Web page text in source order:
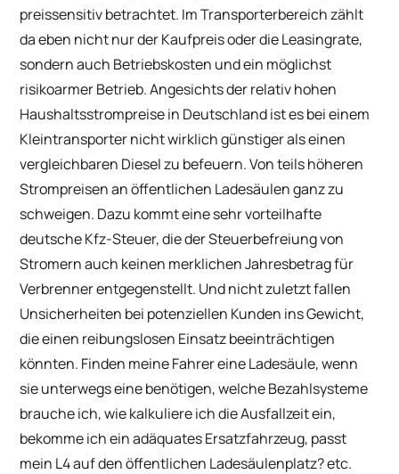
preissensitiv betrachtet. Im Transporterbereich zählt
da eben nicht nur der Kaufpreis oder die Leasingrate,
sondern auch Betriebskosten und ein möglichst
risikoarmer Betrieb. Angesichts der relativ hohen
Haushaltsstrompreise in Deutschland ist es bei einem
Kleintransporter nicht wirklich günstiger als einen
vergleichbaren Diesel zu befeuern. Von teils höheren
Strompreisen an öffentlichen Ladesäulen ganz zu
schweigen. Dazu kommt eine sehr vorteilhafte
deutsche Kfz-Steuer, die der Steuerbefreiung von
Stromern auch keinen merklichen Jahresbetrag für
Verbrenner entgegenstellt. Und nicht zuletzt fallen
Unsicherheiten bei potenziellen Kunden ins Gewicht,
die einen reibungslosen Einsatz beeinträchtigen
könnten. Finden meine Fahrer eine Ladesäule, wenn
sie unterwegs eine benötigen, welche Bezahlsysteme
brauche ich, wie kalkuliere ich die Ausfallzeit ein,
bekomme ich ein adäquates Ersatzfahrzeug, passt
mein L4 auf den öffentlichen Ladesäulenplatz? etc.